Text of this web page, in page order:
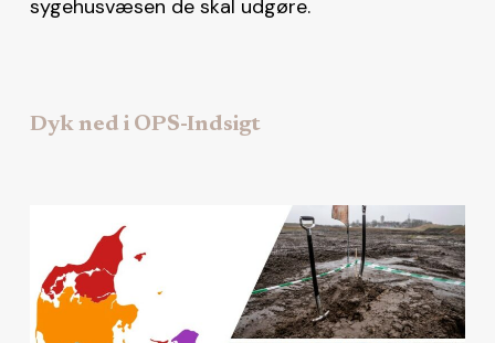
sygehusvæsen de skal udgøre.
Dyk ned i OPS-Indsigt